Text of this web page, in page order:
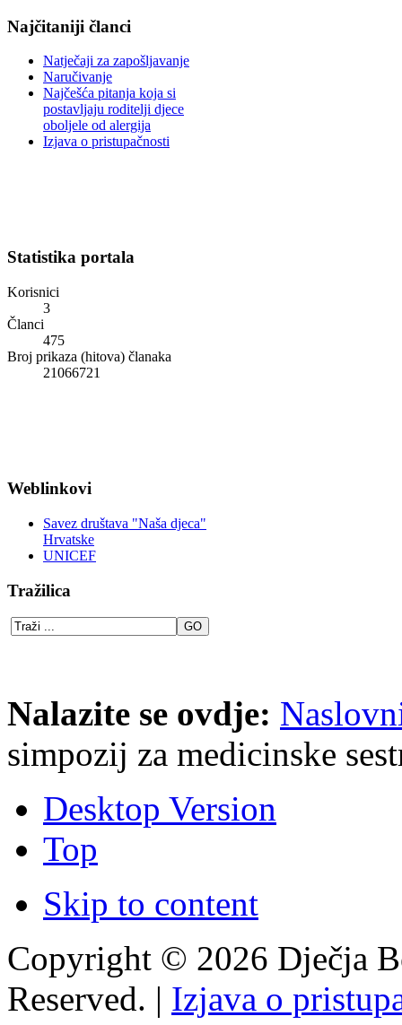
Najčitaniji članci
Natječaji za zapošljavanje
Naručivanje
Najčešća pitanja koja si
postavljaju roditelji djece
oboljele od alergija
Izjava o pristupačnosti
Statistika portala
Korisnici
3
Članci
475
Broj prikaza (hitova) članaka
21066721
Weblinkovi
Savez društava "Naša djeca"
Hrvatske
UNICEF
Tražilica
Nalazite se ovdje:
simpozij za medicinske
Desktop Version
Top
Skip to content
Copyright © 2026 Dječja
Reserved. | Izjava o